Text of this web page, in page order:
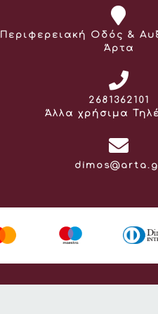
Διεύθυνση:
Περιφερειακή Οδός &
Άρτα
Τηλέφωνο:
2681362101
Άλλα χρήσιμα
Email: